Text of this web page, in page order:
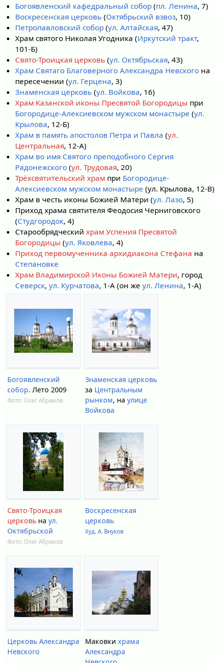
Богоявленский кафедральный собор (пл. Ленина, 7)
Воскресенская церковь (Октябрьский взвоз, 10)
Петропавловский собор (ул. Алтайская, 47)
Храм святого Николая Угодника (Иркутский тракт,
101-Б)
Свято-Троицкая церковь (ул. Октябрьская, 43)
Храм Святаго Благоверного Александра Невскoгo на
пересечении (ул. Герцена, 3)
Знаменская церковь (ул. Войкова, 16)
Храм Казанской иконы Пресвятой Богородицы при
Богородице-Алексиевском мужском монастыре (ул.
Крылова, 12-Б)
Храм в память апостолов Петра и Павла (ул.
Центральная, 12-А)
Храм во имя Святого преподобного Сергия
Радонежского (ул. Трудовая, 20)
Трёхсвятительский храм при Богородице-
Алексиевском мужском монастыре (ул. Крылова, 12-В)
Храм в честь иконы Божией Матери (ул. Лазо, 5)
Приход храма святителя Феодосия Черниговского
(Студгородок, 4)
Старообрядческийхрам Успения Пресвятой
Богородицы (ул. Яковлева, 4)
Приход первомученника архидиакона Стефана на
Степановке
Храм Владимирской Иконы Божией Матери, город
Северск,ул. Курчатова, 1-А (он жеул. Ленина, 1-А)
Богоявленский
собор. Лето 2009
Фото: Олег Абрамов
Знаменская церковь
за Центральным
рынком, на улице
Войкова
Свято-Троицкая
церковьна ул.
Октябрьской
Фото: Олег Абрамов
Воскресенская
церковь
Худ. А. Внуков
Церковь Александра
Невского
Маковки храма
Александра